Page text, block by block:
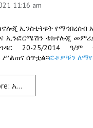
11:16 am
ኢንስቲትዩት የማኅበረሰብ
ኢንፎርሜሽን ቴክኖሎጂ መምሪያ
20-25/2014 ዓ/ም
ሥልጠና ሰጥቷል፡፡ፎቶዎቹን
በመተባበር ለICT ባለሙያዎች ሥልጠና ሰጠ